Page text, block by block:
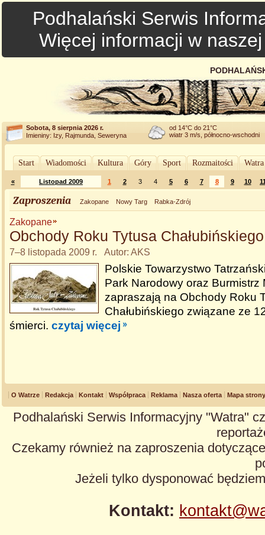
Podhalański Serwis
Więcej informacji w
Sobota, 8 sierpnia 2026 r.
Imieniny: Izy, Rajmunda, Seweryna
od 14°C do 21°C
wiatr 3 m/s, północno-wschodni
Start Wiadomości Kultura Góry Sport Rozmaitości
« Listopad 2009 1 2 3 4 5 6 7 8 9 10
Zaproszenia Zakopane Nowy Targ Rabka-Zdrój
Zakopane
Obchody Roku Tytusa Chałubińskiego
7–8 listopada 2009 r. Autor: AKS
Polskie Towarzystwo
Park Narodowy oraz Burmistrz
zapraszają na Obchody Roku
Chałubińskiego związane ze
śmierci. czytaj więcej
O Watrze Redakcja Kontakt Współpraca Reklama Nasza oferta Mapa strony
Podhalański Serwis Informacyjny "Watra"
Czekamy również na zaproszenia
Jeżeli tylko dysponować
Kontakt: